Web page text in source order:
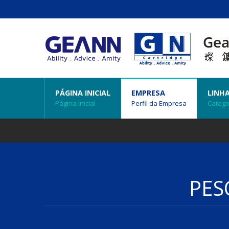
PÁGINA INICIAL
Página Inicial
EMPRESA
Perfil da Empresa